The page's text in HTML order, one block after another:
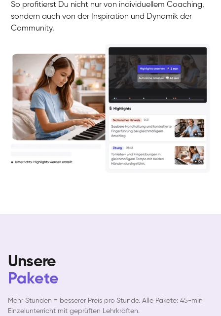
Yuna
Klavier / Piano / Flügel
Camilla
Klavier / Piano / Flügel
Negin
Klavier / Piano / Flügel
Katarzyna
Klavier / Piano / Flügel
So profitierst Du nicht nur von individuellem Coaching,
sondern auch von der Inspiration und Dynamik der
Community.
Unsere
Pakete
Mehr Stunden = besserer Preis pro Stunde. Alle Pakete: 45-min
Einzelunterricht mit geprüften Lehrkräften.